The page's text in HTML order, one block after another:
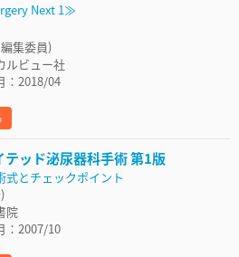
Next 1≫
集委員)
ルビュー社
：2018/04
テッド泌尿器科手術 第1版
式とチェックポイント
院
：2007/10